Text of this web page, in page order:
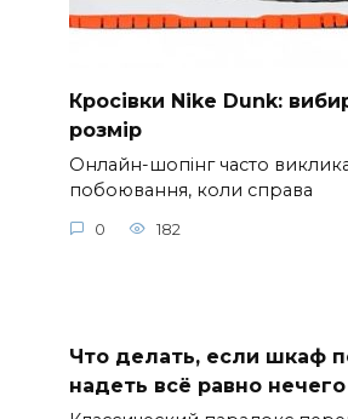
Кросівки Nike Dunk:
розмір
Онлайн-шопінг часто
побоювання, коли справа
0 182
Что делать, если шкаф
надеть всё равно нечего